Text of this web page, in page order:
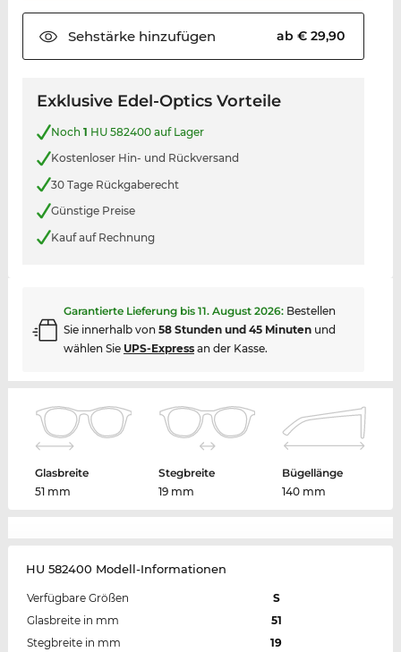
Sehstärkehinzufügen ab € 29,90
Exklusive Edel-Optics Vorteile
Noch 1 HU 582400 auf Lager
Kostenloser Hin- und Rückversand
30 Tage Rückgaberecht
Günstige Preise
Kauf auf Rechnung
Garantierte Lieferung bis 11. August 2026: Bestellen
Sie innerhalb von 58 Stunden und 45 Minutenund
wählen Sie UPS-Expressan der Kasse.
Glasbreite
51 mm
Stegbreite
19 mm
Bügellänge
140 mm
HU 582400 Modell-Informationen
Verfügbare Größen
S
Glasbreite in mm
51
Stegbreite in mm
19